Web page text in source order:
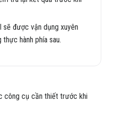
sẽ được vận dụng xuyên
hành phía sau.
công cụ cần thiết trước khi